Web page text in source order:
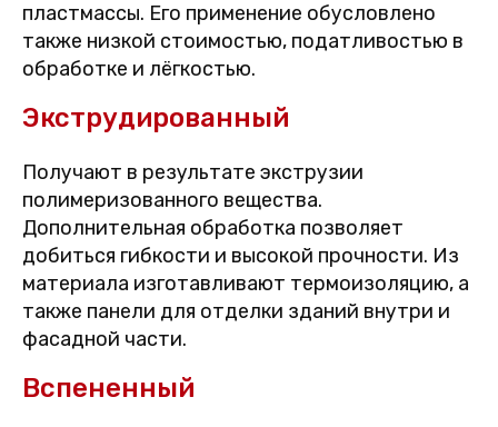
пластмассы. Его применение обусловлено
также низкой стоимостью, податливостью в
обработке и лёгкостью.
Экструдированный
Получают в результате экструзии
полимеризованного вещества.
Дополнительная обработка позволяет
добиться гибкости и высокой прочности. Из
материала изготавливают термоизоляцию, а
также панели для отделки зданий внутри и
фасадной части.
Вспененный